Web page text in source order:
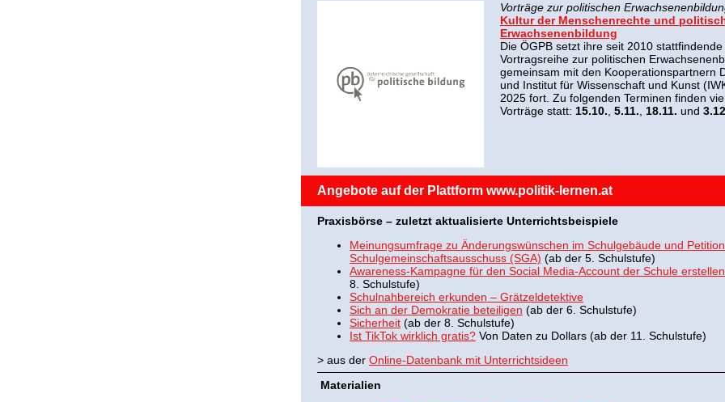
Vorträge zur politischen
Kultur der Menschenrechte und
Erwachsenenbildung
Die ÖGPB setzt ihre seit 2010
Vortragsreihe zur politischen
gemeinsam mit den Kooperationspartnern
und Institut für Wissenschaft und Kunst
2025 fort. Zu folgenden Terminen finden
Vorträge statt: 15.10. 5.11. 18.11. und
Angebote auf der Plattform www.politik-lernen.at
Praxisbörse – zuletzt aktualisierte Unterrichtsbeispiele
Meinungsumfrage zu Änderungswünschen im Schulgebäude und
Schulgemeinschaftsausschuss (SGA) (ab der 5. Schulstufe)
Awareness-Kampagne für den Social Media-Account der Schule erstellen
8. Schulstufe)
Schulnahbereich erkunden – Grätzeldetektive
Sich an der Demokratie beteiligen (ab der 6. Schulstufe)
Sicherheit (ab der 8. Schulstufe)
Ist TikTok wirklich gratis? Von Daten zu Dollars (ab der 11. Schulstufe)
> aus der Online-Datenbank mit Unterrichtsideen
Materialien